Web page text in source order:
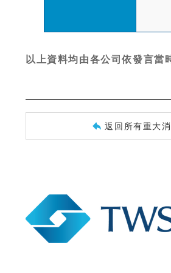
以上資料均由各公司依發言
返回所有重大